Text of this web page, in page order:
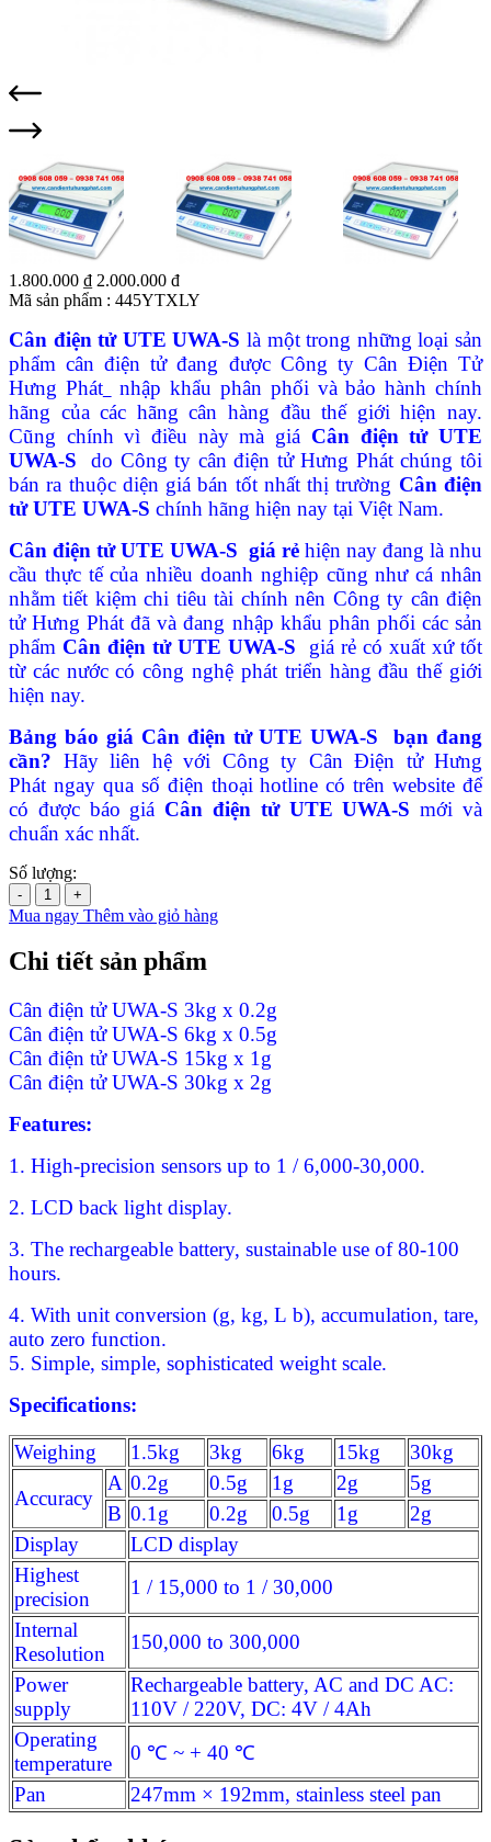
1.800.000 ₫ 2.000.000 đ
Mã sản phẩm : 445YTXLY
Cân điện tử UTE UWA-S là một trong những loại sản
phẩm cân điện tử đang được Công ty Cân Điện Tử
Hưng Phát
nhập khẩu phân phối và bảo hành chính
hãng của các hãng cân hàng đầu thế giới hiện nay.
Cũng chính vì điều này mà giá Cân điện tử UTE
UWA-S
do Công ty cân điện tử Hưng Phát chúng tôi
bán ra thuộc diện giá bán tốt nhất thị trường Cân điện
tử UTE UWA-S chính hãng hiện nay tại Việt Nam.
Cân điện tử UTE UWA-S giá rẻ hiện nay đang là nhu
cầu thực tế của nhiều doanh nghiệp cũng như cá nhân
nhằm tiết kiệm chi tiêu tài chính nên Công ty cân điện
tử Hưng Phát đã và đang nhập khẩu phân phối các sản
phẩm Cân điện tử UTE UWA-S
giá rẻ có xuất xứ tốt
từ các nước có công nghệ phát triển hàng đầu thế giới
hiện nay.
Bảng báo giá Cân điện tử UTE UWA-S
bạn đang
cần? Hãy liên hệ với Công ty Cân Điện tử Hưng
Phát ngay qua số điện thoại hotline có trên website để
có được báo giá Cân điện tử UTE UWA-S mới và
chuẩn xác nhất.
Số lượng:
- +
Mua ngay Thêm vào giỏ hàng
Chi tiết sản phẩm
Cân điện tử UWA-S 3kg x 0.2g
Cân điện tử UWA-S 6kg x 0.5g
Cân điện tử UWA-S 15kg x 1g
Cân điện tử UWA-S 30kg x 2g
Features:
1. High-precision sensors up to 1 / 6,000-30,000.
2. LCD back light display.
3. The rechargeable battery, sustainable use of 80-100
hours.
4. With unit conversion (g, kg, L b), accumulation, tare,
auto zero function.
5. Simple, simple, sophisticated weight scale.
Specifications:
Weighing 1.5kg 3kg 6kg 15kg
30kg
Accuracy
A 0.2g 0.5g 1g 2g
5g
B 0.1g 0.2g 0.5g 1g
2g
Display
LCD display
Highest
precision
1 / 15,000 to 1 / 30,000
Internal
Resolution
150,000 to 300,000
Power
supply
Rechargeable battery, AC and DC AC:
110V / 220V, DC: 4V / 4Ah
Operating
temperature
0 ℃ ~ + 40 ℃
Pan
247mm × 192mm, stainless steel pan